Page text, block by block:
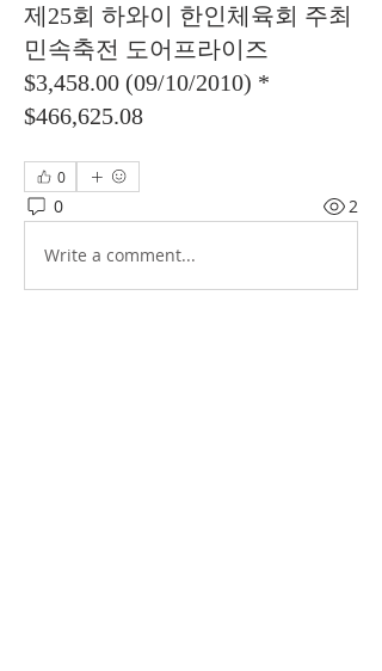
제25회 하와이 한인체육회 주최
민속축전 도어프라이즈
$3,458.00 (09/10/2010) *
$466,625.08
0
0 2
Write a comment...